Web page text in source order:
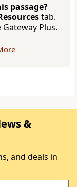
passage?
tab.
Plus.
&
and deals in